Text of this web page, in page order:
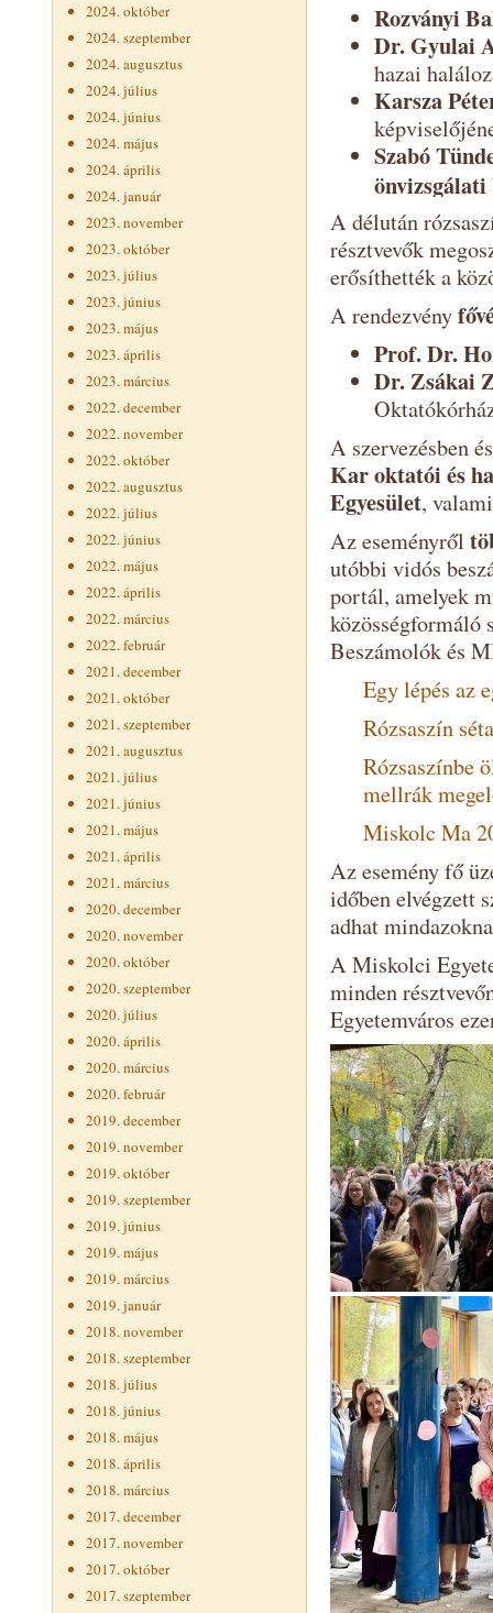
2024. október
2024. szeptember
2024. augusztus
2024. július
2024. június
2024. május
2024. április
2024. január
2023. november
2023. október
2023. július
2023. június
2023. május
2023. április
2023. március
2022. december
2022. november
2022. október
2022. augusztus
2022. július
2022. június
2022. május
2022. április
2022. március
2022. február
2021. december
2021. október
2021. szeptember
2021. augusztus
2021. július
2021. június
2021. május
2021. április
2021. március
2020. december
2020. november
2020. október
2020. szeptember
2020. július
2020. április
2020. március
2020. február
2019. december
2019. november
2019. október
2019. szeptember
2019. június
2019. május
2019. március
2019. január
2018. november
2018. szeptember
2018. július
2018. június
2018. május
2018. április
2018. március
2017. december
2017. november
2017. október
2017. szeptember
Rozványi
Dr. Gyulai
hazai
Karsza
Szabó
A délután
résztvevők
erősíthették a
A rendezvény
Prof. Dr.
Dr. Zsákai
A szervezésben
Kar oktatói és
Egyesület,
Az eseményről
utóbbi vidós
portál, amelyek
közösségformáló
Beszámolók és
Egy lépés az
Rózsaszín
Rózsaszínbe
mellrák
Miskolc Ma
Az esemény fő
időben elvégzett
adhat
A Miskolci
minden
Egyetemváros